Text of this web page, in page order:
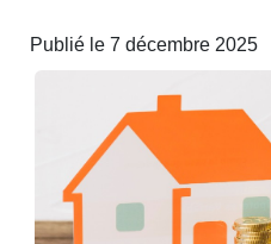
Publié le 7 décembre 2025